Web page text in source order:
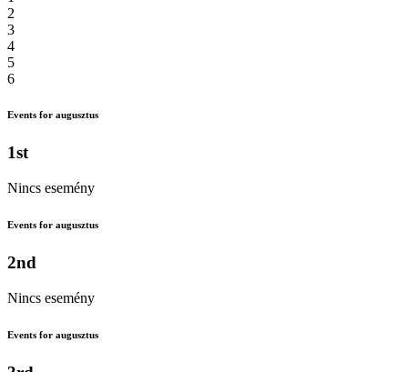
2
3
4
5
6
Events for augusztus
1st
Nincs esemény
Events for augusztus
2nd
Nincs esemény
Events for augusztus